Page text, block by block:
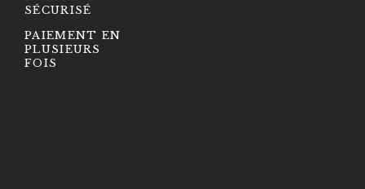
SÉCURISÉ
PAIEMENT EN
PLUSIEURS
FOIS